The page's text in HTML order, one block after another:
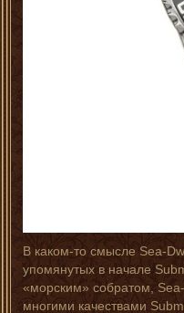
В каком-то смысле Sea-
упомянутых в начале
«морским» собратом,
многими качествами